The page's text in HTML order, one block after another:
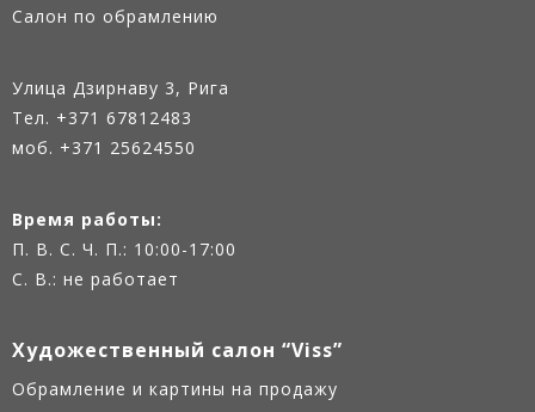
Салон по обрамлению
Улица Дзирнаву 3, Рига
Тел. +371 67812483
моб. +371 25624550
Время работы:
П. В. С. Ч. П.: 10:00-17:00
С. В.: не работает
Художественный салон “Viss”
Oбрамление и картины на продажу